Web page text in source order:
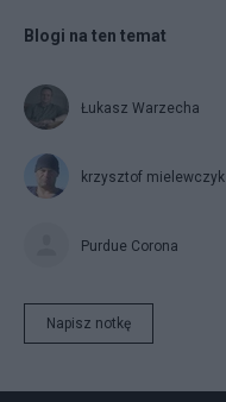
Blogi na ten temat
Łukasz Warzecha
krzysztof mielewczyk
Purdue Corona
Napisz notkę